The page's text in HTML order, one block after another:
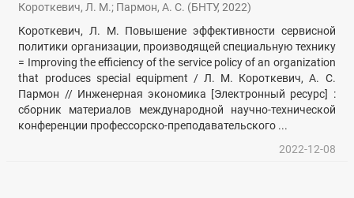
Короткевич, Л. М.; Пармон, А. С. (БНТУ,2022)
Короткевич, Л. М. Повышение эффективности сервисной
политики организации, производящей специальную технику
= Improving the efficiency of the service policy of an organization
that produces special equipment / Л. М. Короткевич, А. С.
Пармон // Инженерная экономика [Электронный ресурс] :
сборник материалов международной научно-технической
конференции профессорско-преподавательского ...
2022-12-08